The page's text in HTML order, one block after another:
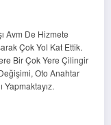
Avm De Hizmete
Çok Yol Kat Ettik.
Bir Çok Yere Çilingir
Oto Anahtar
Yapmaktayız.